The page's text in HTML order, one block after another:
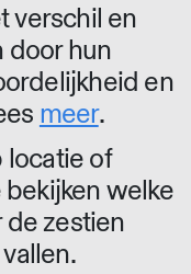
verschil en
door hun
en
meer.
locatie of
welke
zestien